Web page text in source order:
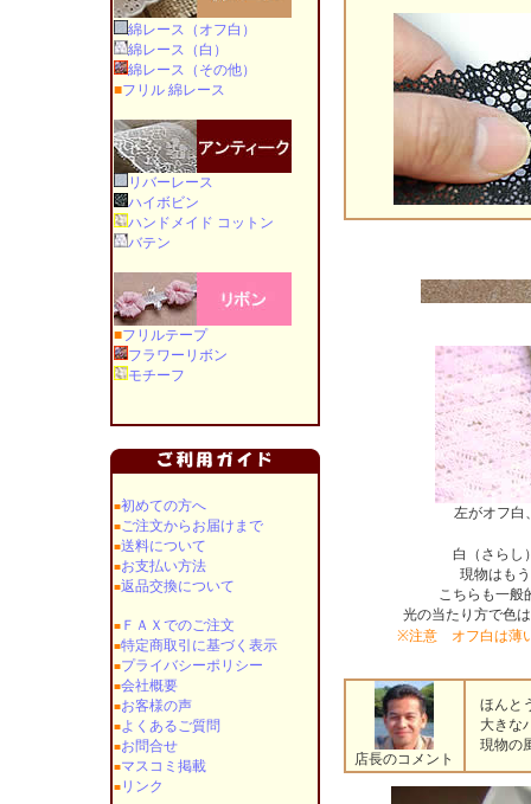
綿レース（オフ白）
綿レース（白）
綿レース（その他）
■フリル 綿レース
リバーレース
ハイボビン
ハンドメイド コットン
バテン
■フリルテープ
フラワーリボン
モチーフ
■初めての方へ
■ご注文からお届けまで
■送料について
■お支払い方法
■返品交換について
■ＦＡＸでのご注文
■特定商取引に基づく表示
■プライバシーポリシー
■会社概要
■お客様の声
■よくあるご質問
■お問合せ
■マスコミ掲載
■リンク
左がオフ白
白（さらし
現物はも
こちらも一般
光の当たり方で色
※注意 オフ白は薄
店長のコメント
ほんと
大きな
現物の